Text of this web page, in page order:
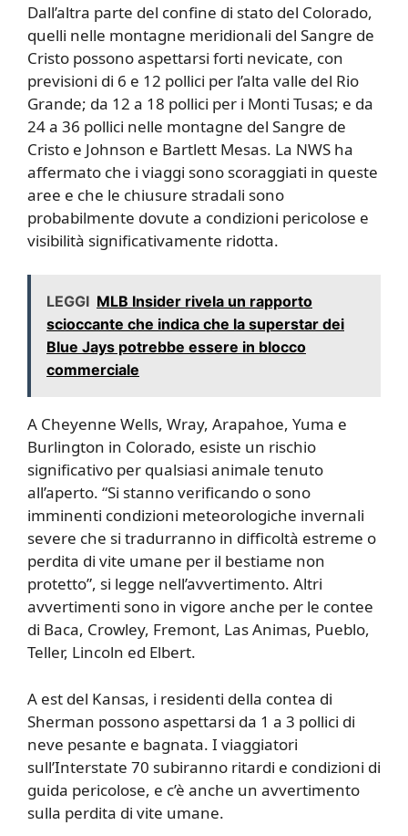
Dall’altra parte del confine di stato del Colorado,
quelli nelle montagne meridionali del Sangre de
Cristo possono aspettarsi forti nevicate, con
previsioni di 6 e 12 pollici per l’alta valle del Rio
Grande; da 12 a 18 pollici per i Monti Tusas; e da
24 a 36 pollici nelle montagne del Sangre de
Cristo e Johnson e Bartlett Mesas. La NWS ha
affermato che i viaggi sono scoraggiati in queste
aree e che le chiusure stradali sono
probabilmente dovute a condizioni pericolose e
visibilità significativamente ridotta.
LEGGI MLB Insider rivela un rapporto
scioccante che indica che la superstar dei
Blue Jays potrebbe essere in blocco
commerciale
A Cheyenne Wells, Wray, Arapahoe, Yuma e
Burlington in Colorado, esiste un rischio
significativo per qualsiasi animale tenuto
all’aperto. “Si stanno verificando o sono
imminenti condizioni meteorologiche invernali
severe che si tradurranno in difficoltà estreme o
perdita di vite umane per il bestiame non
protetto”, si legge nell’avvertimento. Altri
avvertimenti sono in vigore anche per le contee
di Baca, Crowley, Fremont, Las Animas, Pueblo,
Teller, Lincoln ed Elbert.
A est del Kansas, i residenti della contea di
Sherman possono aspettarsi da 1 a 3 pollici di
neve pesante e bagnata. I viaggiatori
sull’Interstate 70 subiranno ritardi e condizioni di
guida pericolose, e c’è anche un avvertimento
sulla perdita di vite umane.